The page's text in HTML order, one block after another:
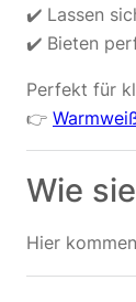
✔️ Lassen
✔️ Bieten
Perfekt für
👉
Wie
Hier